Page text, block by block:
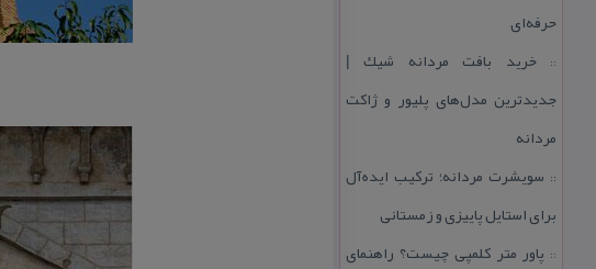
حرفه‌ای
::خرید بافت مردانه شیك |
جدیدترین مدل‌های پلیور و ژاكت
مردانه
:: سویشرت مردانه؛ تركیب ایده‌آل
برای استایل پاییزی و زمستانی
:: پاور متر كلمپی چیست؟ راهنمای